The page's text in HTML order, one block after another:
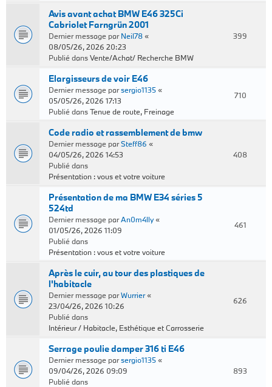
Avis avant achat BMW E46 325Ci
Cabriolet Farngrün 2001
Dernier message parNeil78«
08/05/26, 2026 20:23
Publié dansVente/Achat/ Recherche BMW
399
Elargisseurs de voir E46
Dernier message parsergio1135«
05/05/26, 2026 17:13
Publié dansTenue de route, Freinage
710
Code radio et rassemblement de bmw
Dernier message parSteff86 «
04/05/26, 2026 14:53
Publié dans
Présentation : vous et votre voiture
408
Présentation de ma BMW E34 séries 5
524td
Dernier message parAn0m4lly«
01/05/26, 2026 11:09
Publié dans
Présentation : vous et votre voiture
461
Après le cuir, au tour des plastiques de
l'habitacle
Dernier message parWurrier«
23/04/26, 2026 10:26
Publié dans
Intérieur / Habitacle, Esthétique et Carrosserie
626
Serrage poulie damper 316 ti E46
Dernier message parsergio1135«
09/04/26, 2026 09:09
Publié dans
893